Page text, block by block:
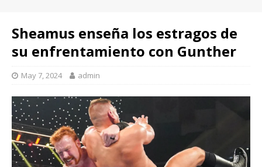
Sheamus enseña los estragos de
su enfrentamiento con Gunther
May 7, 2024 admin